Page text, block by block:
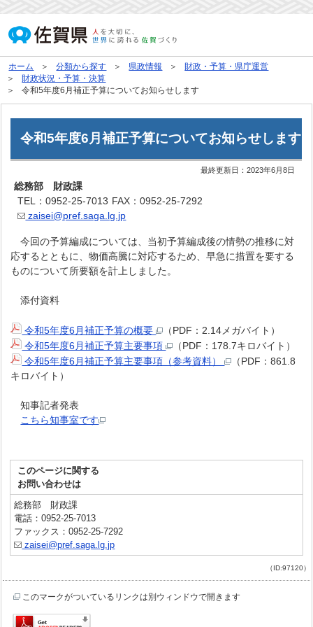
ホーム 分類から探す 県政情報
財政・予算・県庁運営
財政状況・予算・決算
令和5年度6月補正予算についてお知らせします
令和5年度6月補正予算についてお知らせします
最終更新日：2023年6月8日
総務部 財政課
TEL：0952-25-7013 FAX：0952-25-7292
zaisei@pref.saga.lg.jp
今回の予算編成については、当初予算編成後の情勢の推移に対
応するとともに、物価高騰に対応するため、早急に措置を要する
ものについて所要額を計上しました。
添付資料
令和5年度6月補正予算の概要
（PDF：2.14メガバイト）
令和5年度6月補正予算主要事項
（PDF：178.7キロバイト）
令和5年度6月補正予算主要事項（参考資料）
（PDF：861.8
キロバイト）
知事記者発表
こちら知事室です
このページに関する
お問い合わせは
総務部 財政課
電話：0952-25-7013
ファックス：0952-25-7292
zaisei@pref.saga.lg.jp
（ID:97120）
このマークがついているリンクは別ウィンドウで開きます